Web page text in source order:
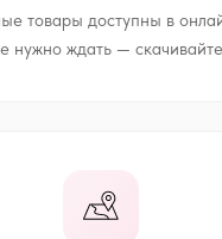
товары доступны в
нужно ждать —